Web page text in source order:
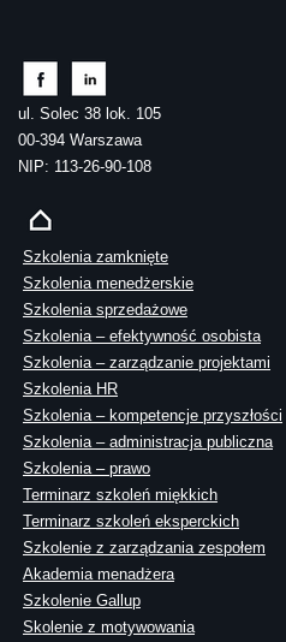
ul. Solec 38 lok. 105
00-394 Warszawa
NIP: 113-26-90-108
Szkolenia zamknięte
Szkolenia menedżerskie
Szkolenia sprzedażowe
Szkolenia – efektywność osobista
Szkolenia – zarządzanie projektami
Szkolenia HR
Szkolenia – kompetencje przyszłości
Szkolenia – administracja publiczna
Szkolenia – prawo
Terminarz szkoleń miękkich
Terminarz szkoleń eksperckich
Szkolenie z zarządzania zespołem
Akademia menadżera
Szkolenie Gallup
Skolenie z motywowania